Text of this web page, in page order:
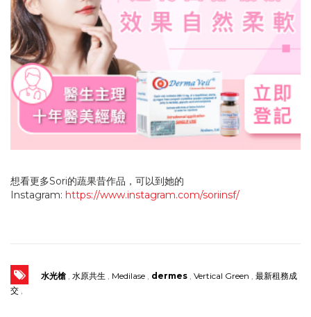
想看更多Sori的蔬果昔作品，可以到她的
Instagram: https://www.instagram.com/soriinsf/
水光槍 水原共生 Medilase dermes Vertical Green
最新租務成
交